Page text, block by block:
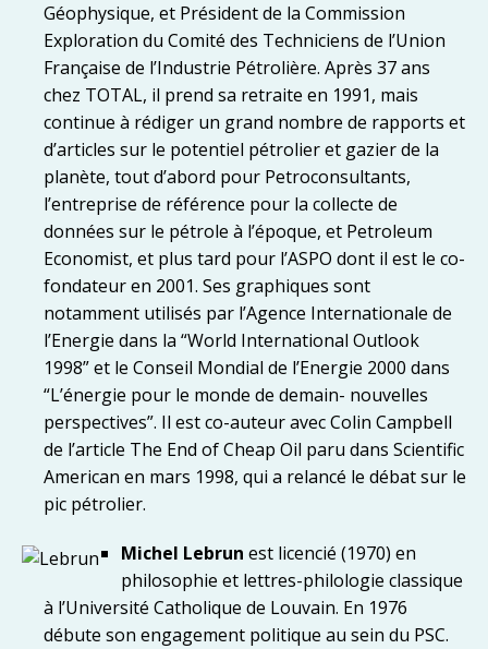
Géophysique, et Président de la Commission
Exploration du Comité des Techniciens de l’Union
Française de l’Industrie Pétrolière. Après 37 ans
chez TOTAL, il prend sa retraite en 1991, mais
continue à rédiger un grand nombre de rapports et
d’articles sur le potentiel pétrolier et gazier de la
planète, tout d’abord pour Petroconsultants,
l’entreprise de référence pour la collecte de
données sur le pétrole à l’époque, et Petroleum
Economist, et plus tard pour l’ASPO dont il est le co-
fondateur en 2001. Ses graphiques sont
notamment utilisés par l’Agence Internationale de
l’Energie dans la “World International Outlook
1998” et le Conseil Mondial de l’Energie 2000 dans
“L’énergie pour le monde de demain- nouvelles
perspectives”. Il est co-auteur avec Colin Campbell
de l’article The End of Cheap Oil paru dans Scientific
American en mars 1998, qui a relancé le débat sur le
pic pétrolier.
Michel Lebrun est licencié (1970) en
philosophie et lettres-philologie classique
à l’Université Catholique de Louvain. En 1976
débute son engagement politique au sein du PSC.